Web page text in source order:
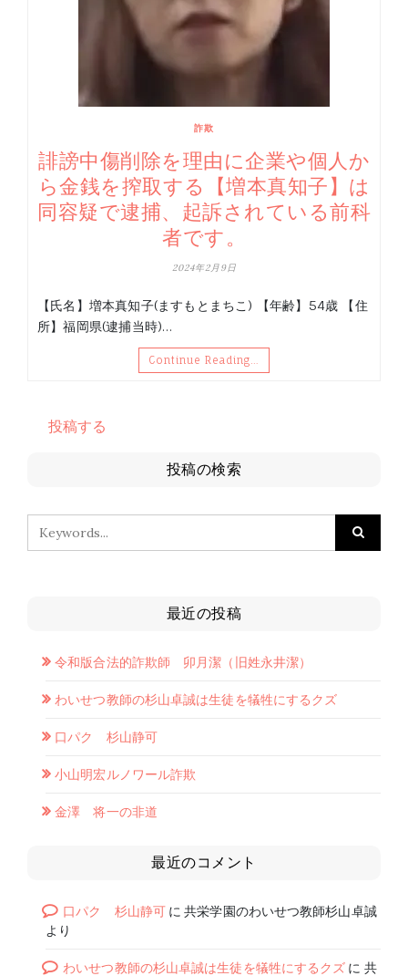
詐欺
誹謗中傷削除を理由に企業や個人か
ら金銭を搾取する【増本真知子】は
同容疑で逮捕、起訴されている前科
者です。
2024年2月9日
【氏名】増本真知子(ますもとまちこ) 【年齢】54歳 【住
所】福岡県(逮捕当時)…
Continue Reading…
投稿する
投稿の検索
最近の投稿
令和版合法的詐欺師 卯月潔（旧姓永井潔）
わいせつ教師の杉山卓誠は生徒を犠牲にするクズ
口パク 杉山静可
小山明宏ルノワール詐欺
金澤 将一の非道
最近のコメント
口パク 杉山静可に共栄学園のわいせつ教師杉山卓誠
より
わいせつ教師の杉山卓誠は生徒を犠牲にするクズ に 共